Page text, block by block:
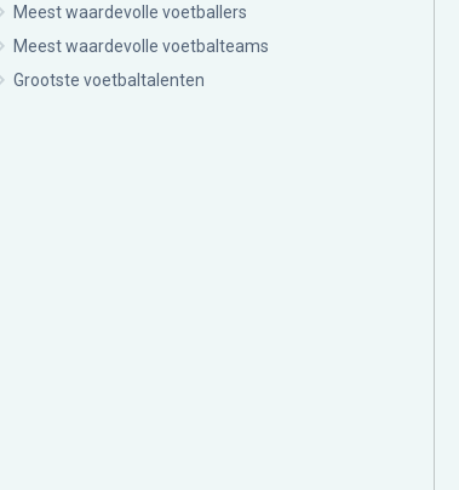
Meest waardevolle voetballers
Meest waardevolle voetbalteams
Grootste voetbaltalenten